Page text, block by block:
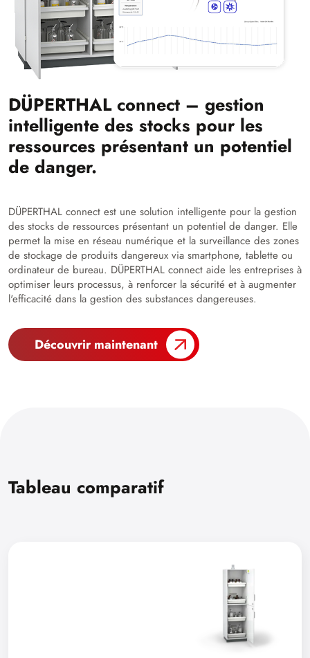
DÜPERTHAL connect – gestion
intelligente des stocks pour les
ressources présentant un potentiel
de danger.
DÜPERTHAL connect est une solution intelligente pour la gestion
des stocks de ressources présentant un potentiel de danger. Elle
permet la mise en réseau numérique et la surveillance des zones
de stockage de produits dangereux via smartphone, tablette ou
ordinateur de bureau. DÜPERTHAL connect aide les entreprises à
optimiser leurs processus, à renforcer la sécurité et à augmenter
l'efficacité dans la gestion des substances dangereuses.
Découvrir maintenant
Tableau comparatif